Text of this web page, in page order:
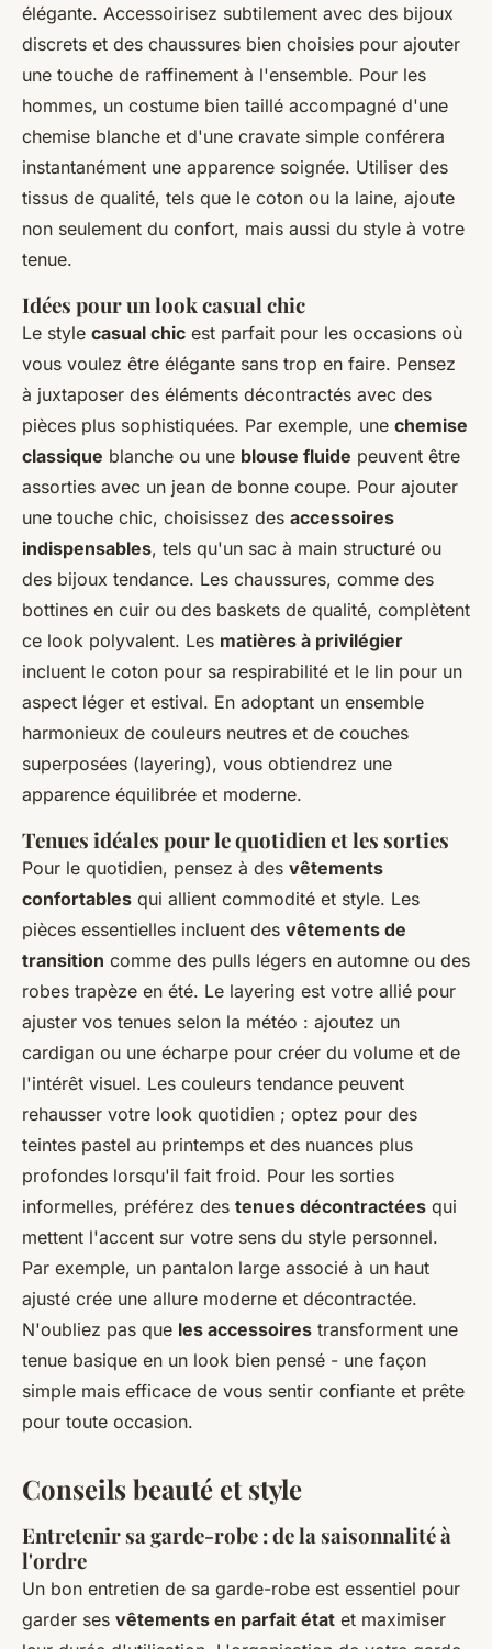
élégante. Accessoirisez subtilement avec des bijoux
discrets et des chaussures bien choisies pour ajouter
une touche de raffinement à l'ensemble. Pour les
hommes, un costume bien taillé accompagné d'une
chemise blanche et d'une cravate simple conférera
instantanément une apparence soignée. Utiliser des
tissus de qualité, tels que le coton ou la laine, ajoute
non seulement du confort, mais aussi du style à votre
tenue.
Idées pour un look casual chic
Le style casual chic est parfait pour les occasions où
vous voulez être élégante sans trop en faire. Pensez
à juxtaposer des éléments décontractés avec des
pièces plus sophistiquées. Par exemple, une chemise
classique blanche ou une blouse fluide peuvent être
assorties avec un jean de bonne coupe. Pour ajouter
une touche chic, choisissez des accessoires
indispensables, tels qu'un sac à main structuré ou
des bijoux tendance. Les chaussures, comme des
bottines en cuir ou des baskets de qualité, complètent
ce look polyvalent. Les matières à privilégier
incluent le coton pour sa respirabilité et le lin pour un
aspect léger et estival. En adoptant un ensemble
harmonieux de couleurs neutres et de couches
superposées (layering), vous obtiendrez une
apparence équilibrée et moderne.
Tenues idéales pour le quotidien et les sorties
Pour le quotidien, pensez à des vêtements
confortables qui allient commodité et style. Les
pièces essentielles incluent des vêtements de
transition comme des pulls légers en automne ou des
robes trapèze en été. Le layering est votre allié pour
ajuster vos tenues selon la météo : ajoutez un
cardigan ou une écharpe pour créer du volume et de
l'intérêt visuel. Les couleurs tendance peuvent
rehausser votre look quotidien ; optez pour des
teintes pastel au printemps et des nuances plus
profondes lorsqu'il fait froid. Pour les sorties
informelles, préférez des tenues décontractées qui
mettent l'accent sur votre sens du style personnel.
Par exemple, un pantalon large associé à un haut
ajusté crée une allure moderne et décontractée.
N'oubliez pas que les accessoires transforment une
tenue basique en un look bien pensé - une façon
simple mais efficace de vous sentir confiante et prête
pour toute occasion.
Conseils beauté et style
Entretenir sa garde-robe : de la saisonnalité à
l'ordre
Un bon entretien de sa garde-robe est essentiel pour
garder ses vêtements en parfait état et maximiser